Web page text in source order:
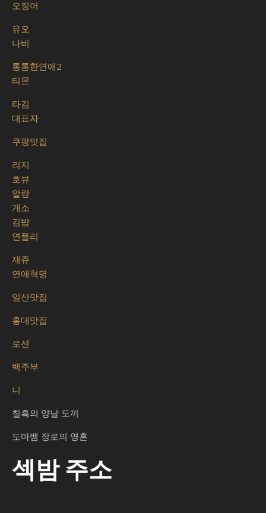
오징어
유오
나비
통통한연애2
티몬
타김
대표자
쿠팡맛집
리지
호뷰
알랑
개소
김밥
연플리
재쥬
연애혁명
일산맛집
홍대맛집
로션
백주부
니
칠흑의 양날 도끼
도마뱀 장로의 영혼
섹밤 주소